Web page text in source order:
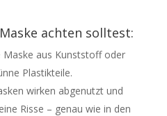
achten solltest:
Maske aus Kunststoff oder
Plastikteile.
wirken abgenutzt und
Risse – genau wie in den